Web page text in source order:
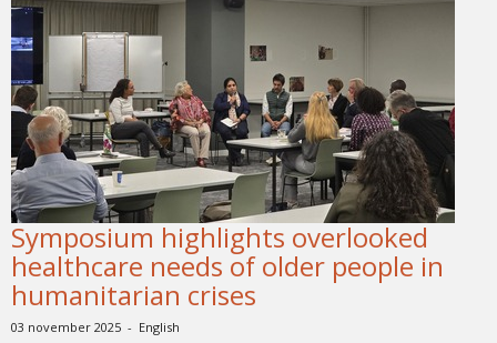
Symposium highlights overlooked
healthcare needs of older people in
humanitarian crises
03 november 2025 - English